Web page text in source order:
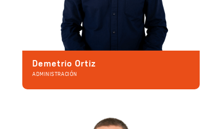
Demetrio Ortiz
ADMINISTRACIÓN